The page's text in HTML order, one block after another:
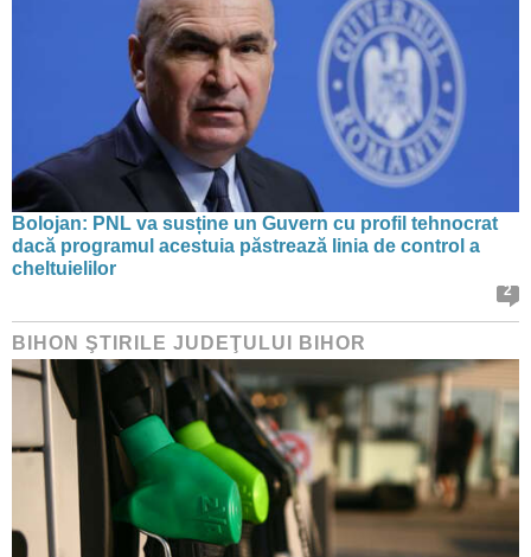
Bolojan: PNL va susține un Guvern cu profil tehnocrat
dacă programul acestuia păstrează linia de control a
cheltuielilor
2
BIHON ŞTIRILE JUDEŢULUI BIHOR